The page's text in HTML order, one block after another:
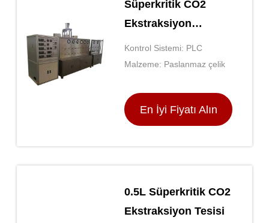
Süperkritik CO2
Ekstraksiyon
Makinesi 220V PLC
Kontrolü
Kontrol Sistemi: PLC
Malzeme: Paslanmaz çelik
En İyi Fiyatı Alın
0.5L Süperkritik CO2
Ekstraksiyon Tesisi